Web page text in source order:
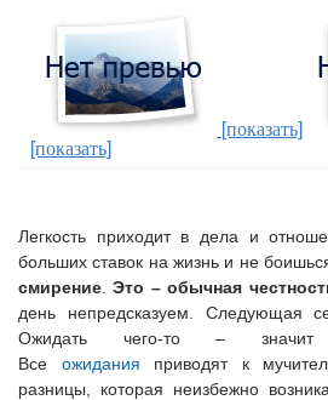
[показать]
[показать]
Легкость приходит в дела и
больших ставок на жизнь и не
смирение .Это – обычная
день непредсказуем. Следующая
Ожидать чего-то – значит
Все ожидания приводят к
разницы, которая неизбежно